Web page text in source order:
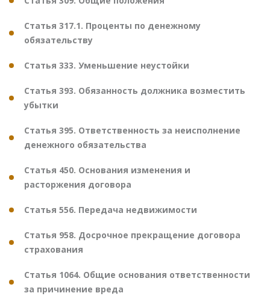
Статья 317.1. Проценты по денежному
обязательству
Статья 333. Уменьшение неустойки
Статья 393. Обязанность должника возместить
убытки
Статья 395. Ответственность за неисполнение
денежного обязательства
Статья 450. Основания изменения и
расторжения договора
Статья 556. Передача недвижимости
Статья 958. Досрочное прекращение договора
страхования
Статья 1064. Общие основания ответственности
за причинение вреда